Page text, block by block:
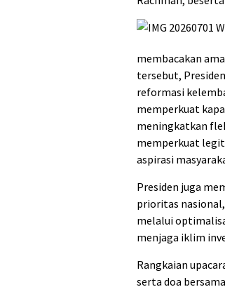
membacakan
tersebut,
reformasi
memperkuat
meningkatkan
memperkuat
aspirasi
Presiden juga
prioritas
melalui
menjaga iklim
Rangkaian
serta doa